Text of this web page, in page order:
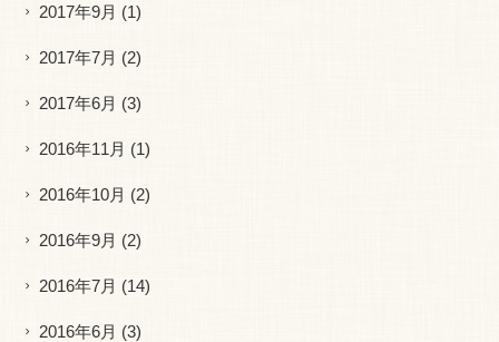
2017年9月 (1)
2017年7月 (2)
2017年6月 (3)
2016年11月 (1)
2016年10月 (2)
2016年9月 (2)
2016年7月 (14)
2016年6月 (3)